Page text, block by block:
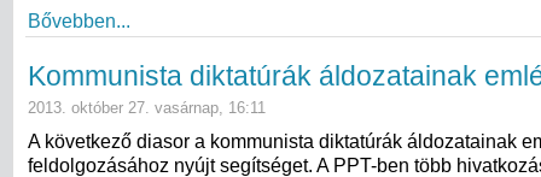
Bővebben...
Kommunista diktatúrák áldozatainak
2013. október 27. vasárnap, 16:11
A következő diasor a kommunista diktatúrák áldozatainak
feldolgozásához nyújt segítséget. A PPT-ben több